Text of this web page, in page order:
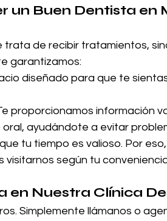
un Buen Dentista en
trata de recibir tratamientos,
garantizamos:
diseñado para que te
proporcionamos información
ayudándote a evitar
tu tiempo es valioso. Por
según tu
en Nuestra Clínica
Simplemente llámanos o